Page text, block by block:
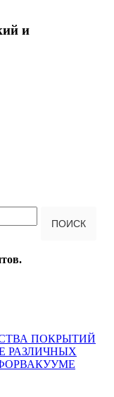
и
ПОИСК
ПОКРЫТИЙ
РАЗЛИЧНЫХ